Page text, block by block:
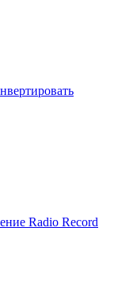
Radio Record